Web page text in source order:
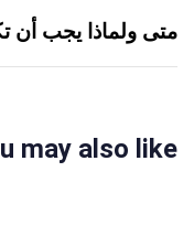
متى ولماذا يجب أن
may also like